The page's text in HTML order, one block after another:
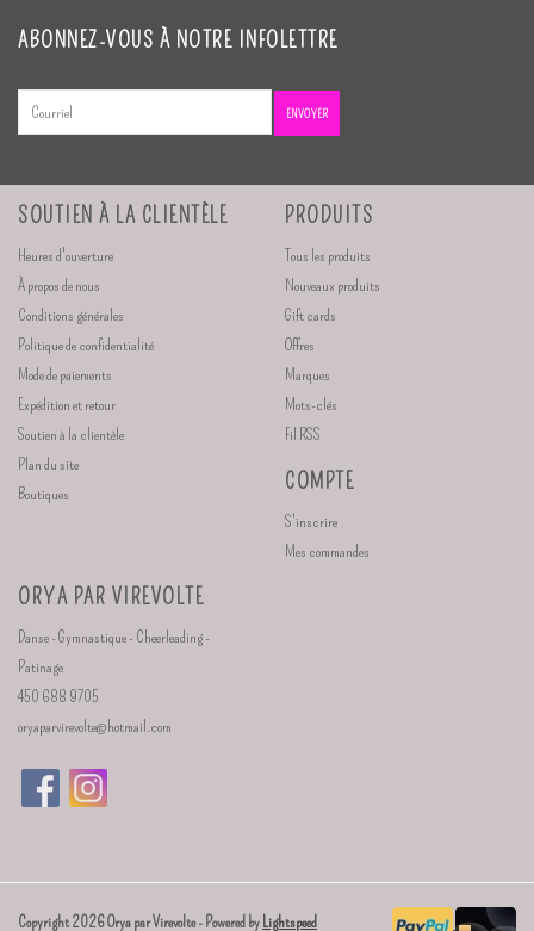
ABONNEZ-VOUS À NOTRE INFOLETTRE
ENVOYER
SOUTIEN À LA CLIENTÈLE
Heures d'ouverture
À propos de nous
Conditions générales
Politique de confidentialité
Mode de paiements
Expédition et retour
Soutien à la clientèle
Plan du site
Boutiques
PRODUITS
Tous les produits
Nouveaux produits
Gift cards
Offres
Marques
Mots-clés
Fil RSS
COMPTE
S'inscrire
Mes commandes
ORYA PAR VIREVOLTE
Danse - Gymnastique - Cheerleading -
Patinage
450 688 9705
oryaparvirevolte@hotmail.com
Copyright 2026 Orya par Virevolte - Powered by Lightspeed